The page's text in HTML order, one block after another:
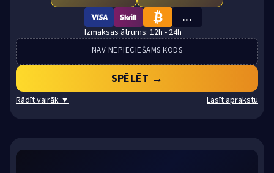
...
12h - 24h
NAV NEPIECIEŠAMS KODS
SPĒLĒT →
Rādīt vairāk ▼ Lasīt aprakstu